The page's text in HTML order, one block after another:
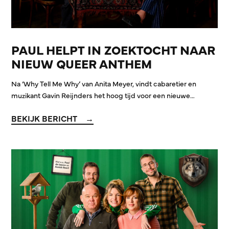
PAUL HELPT IN ZOEKTOCHT NAAR
NIEUW QUEER ANTHEM
Na ‘Why Tell Me Why’ van Anita Meyer, vindt cabaretier en
muzikant Gavin Reijnders het hoog tijd voor een nieuwe…
BEKIJK BERICHT